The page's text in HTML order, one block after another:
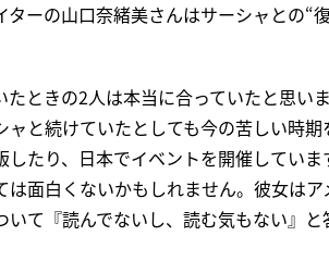
ターの山口奈緒美さんはサーシャとの“
たときの2人は本当に合っていたと思
ャと続けていたとしても今の苦しい時
したり、日本でイベントを開催してい
は面白くないかもしれません。彼女は
いて『読んでないし、読む気もない』